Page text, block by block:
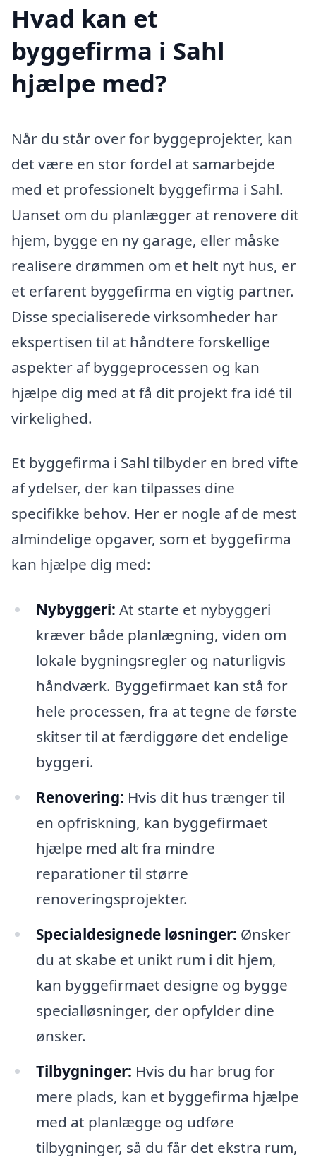
Hvad kan et
byggefirma i Sahl
hjælpe med?
Når du står over for byggeprojekter, kan
det være en stor fordel at samarbejde
med et professionelt byggefirma i Sahl.
Uanset om du planlægger at renovere dit
hjem, bygge en ny garage, eller måske
realisere drømmen om et helt nyt hus, er
et erfarent byggefirma en vigtig partner.
Disse specialiserede virksomheder har
ekspertisen til at håndtere forskellige
aspekter af byggeprocessen og kan
hjælpe dig med at få dit projekt fra idé til
virkelighed.
Et byggefirma i Sahl tilbyder en bred vifte
af ydelser, der kan tilpasses dine
specifikke behov. Her er nogle af de mest
almindelige opgaver, som et byggefirma
kan hjælpe dig med:
Nybyggeri: At starte et nybyggeri
kræver både planlægning, viden om
lokale bygningsregler og naturligvis
håndværk. Byggefirmaet kan stå for
hele processen, fra at tegne de første
skitser til at færdiggøre det endelige
byggeri.
Renovering: Hvis dit hus trænger til
en opfriskning, kan byggefirmaet
hjælpe med alt fra mindre
reparationer til større
renoveringsprojekter.
Specialdesignede løsninger: Ønsker
du at skabe et unikt rum i dit hjem,
kan byggefirmaet designe og bygge
specialløsninger, der opfylder dine
ønsker.
Tilbygninger: Hvis du har brug for
mere plads, kan et byggefirma hjælpe
med at planlægge og udføre
tilbygninger, så du får det ekstra rum,